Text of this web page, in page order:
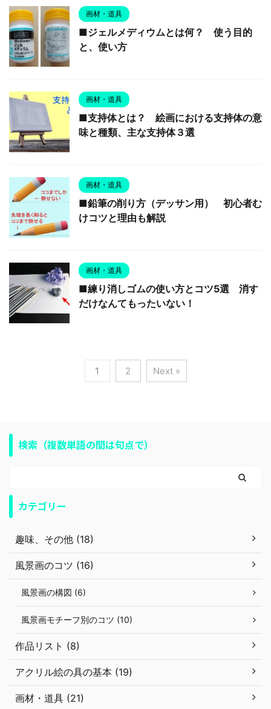
画材・道具
■ジェルメディウムとは何？ 使う目的
と、使い方
画材・道具
■支持体とは？ 絵画における支持体の意
味と種類、主な支持体３選
画材・道具
■鉛筆の削り方（デッサン用） 初心者む
けコツと理由も解説
画材・道具
■練り消しゴムの使い方とコツ5選 消す
だけなんてもったいない！
1 2 Next »
検索（複数単語の間は句点で）
カテゴリー
趣味、その他 (18)
風景画のコツ (16)
風景画の構図 (6)
風景画モチーフ別のコツ (10)
作品リスト (8)
アクリル絵の具の基本 (19)
画材・道具 (21)